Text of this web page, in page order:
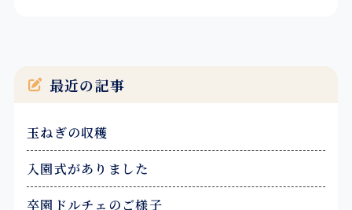
ゲ
シ
ョ
最近の記事
玉ねぎの収穫
入園式がありました
卒園ドルチェのご様子